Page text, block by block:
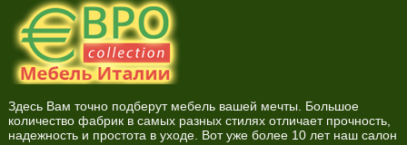
Здесь Вам точно подберут мебель вашей мечты. Большое
количество фабрик в самых разных стилях отличает прочность,
надежность и простота в уходе. Вот уже более 10 лет наш салон